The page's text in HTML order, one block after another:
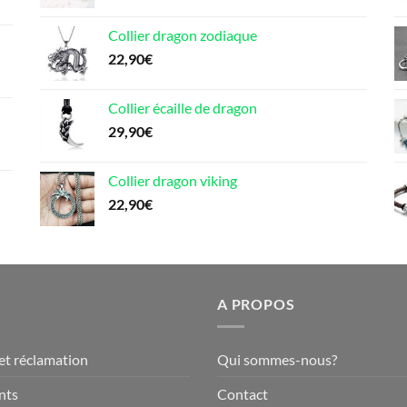
Collier dragon zodiaque
22,90€
Collier écaille de dragon
29,90€
Collier dragon viking
22,90€
réclamation
A PROPOS
Qui sommes-nous?
Contact